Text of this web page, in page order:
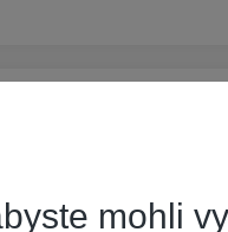
sobě.
mohli